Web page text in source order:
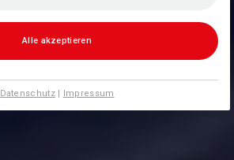
Alle akzeptieren
Datenschutz| Impressum